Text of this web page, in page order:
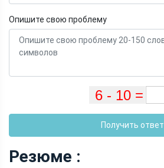
Опишите свою проблему
Получить ответ
Резюме :